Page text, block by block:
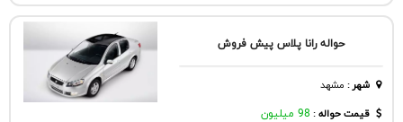
حواله رانا پلاس پیش فروش
شهر: مشهد
قیمت حواله : 98 میلیون